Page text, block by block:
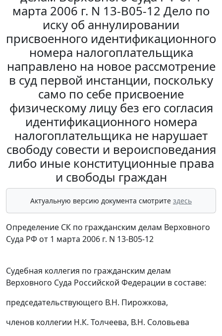
марта 2006 г. N 13-В05-12 Дело по
иску об аннулировании
присвоенного идентификационного
номера налогоплательщика
направлено на новое рассмотрение
в суд первой инстанции, поскольку
само по себе присвоение
физическому лицу без его согласия
идентификационного номера
налогоплательщика не нарушает
свободу совести и вероисповедания
либо иные конституционные права
и свободы граждан
Актуальную версию документа смотрите здесь
Определение СК по гражданским делам Верховного
Суда РФ от 1 марта 2006 г. N 13-В05-12
Судебная коллегия по гражданским делам
Верховного Суда Российской Федерации в составе:
председательствующего В.Н. Пирожкова,
членов коллегии Н.К. Толчеева, В.Н. Соловьева